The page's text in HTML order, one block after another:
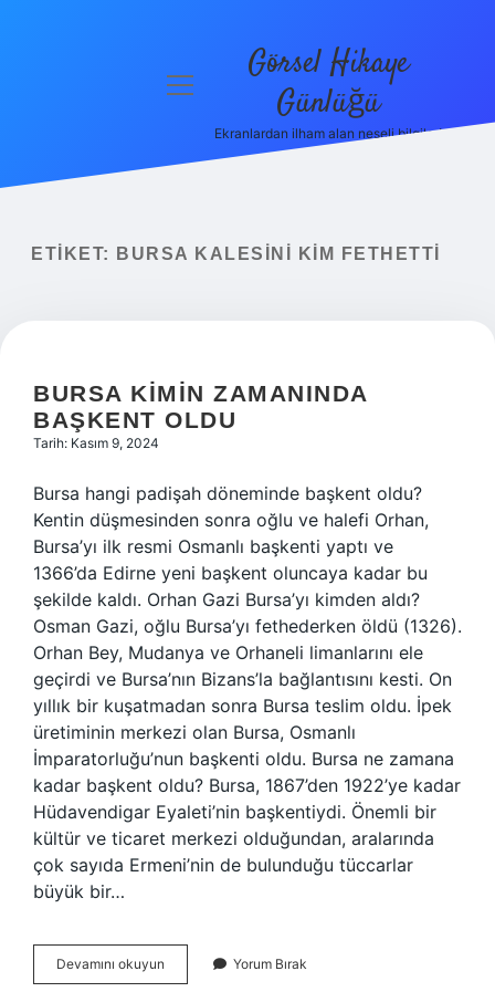
menüyü
Görsel Hikaye
Günlüğü
Ekranlardan ilham alan neşeli bilgiler!
ETIKET: BURSA KALESINI KIM FETHETTI
BURSA KIMIN ZAMANINDA
BAŞKENT OLDU
Tarih: Kasım 9, 2024
Bursa hangi padişah döneminde başkent oldu?
Kentin düşmesinden sonra oğlu ve halefi Orhan,
Bursa’yı ilk resmi Osmanlı başkenti yaptı ve
1366’da Edirne yeni başkent oluncaya kadar bu
şekilde kaldı. Orhan Gazi Bursa’yı kimden aldı?
Osman Gazi, oğlu Bursa’yı fethederken öldü (1326).
Orhan Bey, Mudanya ve Orhaneli limanlarını ele
geçirdi ve Bursa’nın Bizans’la bağlantısını kesti. On
yıllık bir kuşatmadan sonra Bursa teslim oldu. İpek
üretiminin merkezi olan Bursa, Osmanlı
İmparatorluğu’nun başkenti oldu. Bursa ne zamana
kadar başkent oldu? Bursa, 1867’den 1922’ye kadar
Hüdavendigar Eyaleti’nin başkentiydi. Önemli bir
kültür ve ticaret merkezi olduğundan, aralarında
çok sayıda Ermeni’nin de bulunduğu tüccarlar
büyük bir…
Devamını okuyun
Kimin
Yorum Bırak